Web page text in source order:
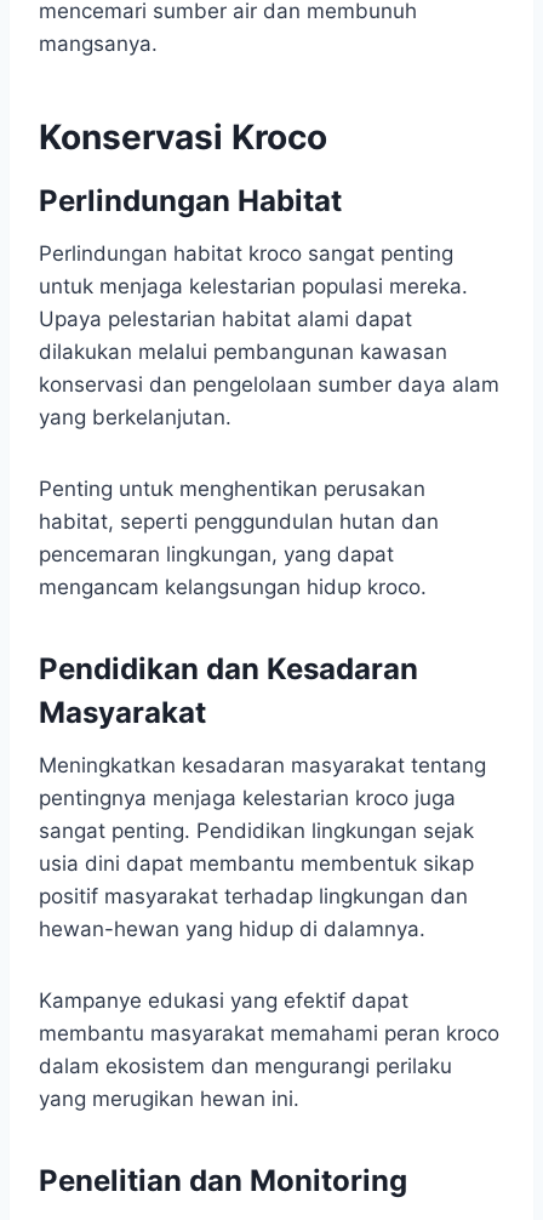
mencemari sumber air dan membunuh
mangsanya.
Konservasi Kroco
Perlindungan Habitat
Perlindungan habitat kroco sangat penting
untuk menjaga kelestarian populasi mereka.
Upaya pelestarian habitat alami dapat
dilakukan melalui pembangunan kawasan
konservasi dan pengelolaan sumber daya alam
yang berkelanjutan.
Penting untuk menghentikan perusakan
habitat, seperti penggundulan hutan dan
pencemaran lingkungan, yang dapat
mengancam kelangsungan hidup kroco.
Pendidikan dan Kesadaran
Masyarakat
Meningkatkan kesadaran masyarakat tentang
pentingnya menjaga kelestarian kroco juga
sangat penting. Pendidikan lingkungan sejak
usia dini dapat membantu membentuk sikap
positif masyarakat terhadap lingkungan dan
hewan-hewan yang hidup di dalamnya.
Kampanye edukasi yang efektif dapat
membantu masyarakat memahami peran kroco
dalam ekosistem dan mengurangi perilaku
yang merugikan hewan ini.
Penelitian dan Monitoring